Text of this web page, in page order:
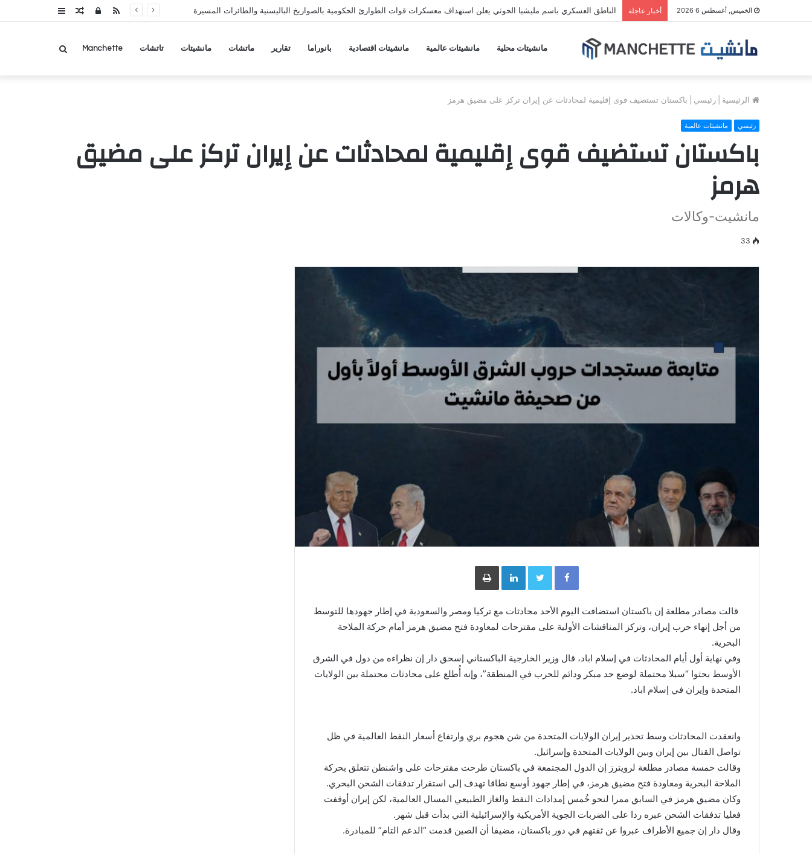
الخميس, أغسطس 6 2026 أخبار عاجلة الناطق العسكري باسم مليشيا الحوثي يعلن استهداف معسكرات قوات الطوارئ الحكومية بالصواريخ الباليستية والطائرات المسيرة عمودمقالتسجيلRSS
مانشيتات محلية مانشيتات عالمية مانشيتات اقتصادية بانوراما تقارير ماتشات مانشيتات تاتشات Manchette بحث
الرئيسية رئيسي باكستان تستضيف قوى إقليمية لمحادثات عن إيران تركز على مضيق هرمز
رئيسي مانشيتات عالمية
باكستان تستضيف قوى إقليمية لمحادثات عن إيران تركز على مضيق
هرمز
مانشيت-وكالات
33
Facebook
Twitter
LinkedInطباعة
قالت مصادر ​مطلعة إن باكستان استضافت اليوم الأحد محادثات مع تركيا ومصر والسعودية في إطار جهودها للتوسط
من ‌أجل إنهاء حرب إيران، وتركز المناقشات الأولية على مقترحات لمعاودة فتح مضيق هرمز أمام حركة الملاحة
البحرية.
وفي نهاية أول أيام المحادثات في إسلام اباد، قال وزير الخارجية الباكستاني إسحق دار إن نظراءه من دول في الشرق
الأوسط بحثوا “سبلا محتملة لوضع حد مبكر ​ودائم للحرب في المنطقة”، وإنه أُطلع على محادثات محتملة بين الولايات
المتحدة وإيران في إسلام اباد.
وانعقدت ​المحادثات وسط تحذير إيران الولايات المتحدة من شن هجوم بري وارتفاع أسعار النفط العالمية ⁠في ظل
تواصل القتال بين إيران وبين الولايات المتحدة وإسرائيل.
وقالت خمسة مصادر مطلعة لرويترز إن الدول المجتمعة في ​باكستان طرحت مقترحات على واشنطن تتعلق بحركة
الملاحة البحرية ومعاودة فتح مضيق هرمز، في إطار جهود أوسع نطاقا تهدف ​إلى استقرار تدفقات الشحن البحري.
وكان مضيق هرمز في السابق ممرا لنحو خُمس إمدادات النفط والغاز الطبيعي المسال العالمية، لكن إيران أوقفت
فعليا تدفقات الشحن عبره ردا على الضربات الجوية الأمريكية والإسرائيلية التي بدأت قبل شهر.
وقال دار إن جميع الأطراف عبروا عن ثقتهم ​في دور باكستان، مضيفا أن الصين قدمت “الدعم التام” للمبادرة.